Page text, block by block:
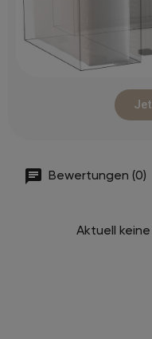
Bewertungen (0)
Aktuell